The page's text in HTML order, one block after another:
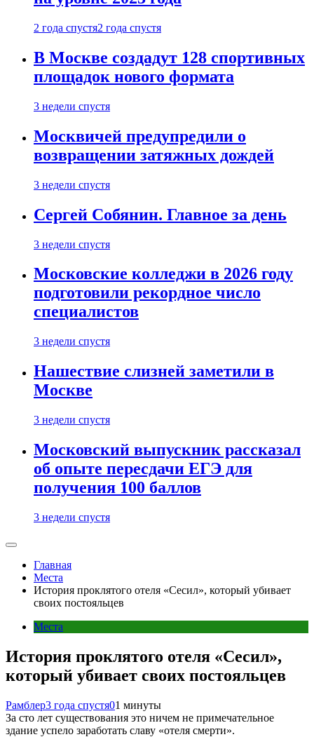
2 года спустя2 года спустя
В Москве создадут 128 спортивных
площадок нового формата
3 недели спустя
Москвичей предупредили о
возвращении затяжных дождей
3 недели спустя
Сергей Собянин. Главное за день
3 недели спустя
Московские колледжи в 2026 году
подготовили рекордное число
специалистов
3 недели спустя
Нашествие слизней заметили в
Москве
3 недели спустя
Московский выпускник рассказал
об опыте пересдачи ЕГЭ для
получения 100 баллов
3 недели спустя
Главная
Места
История проклятого отеля «Сесил», который убивает
своих постояльцев
Места
История проклятого отеля «Сесил»,
который убивает своих постояльцев
Рамблер3 года спустя01 минуты
За сто лет существования это ничем не примечательное
здание успело заработать славу «отеля смерти».